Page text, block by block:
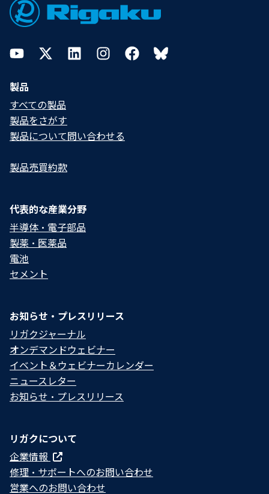
YouTubeTwitterLinkedInInstagramFacebookBluesky
製品
すべての製品
製品をさがす
製品について問い合わせる​
製品売買約款
代表的な産業分野
半導体・電子部品
製薬・医薬品
電池
セメント
お知らせ・プレスリリース
リガクジャーナル
オンデマンドウェビナー
イベント＆ウェビナーカレンダー
ニュースレター
お知らせ・プレスリリース
リガクについて
企業情報
修理・サポートへのお問い合わせ
営業へのお問い合わせ